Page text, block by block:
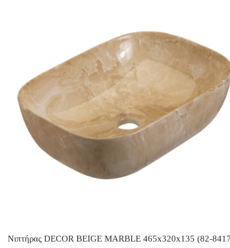
Νιπτήρας DECOR BEIGE MARBLE 465x320x135 (82-